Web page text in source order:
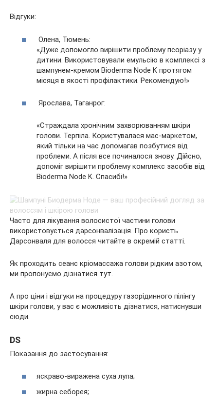
Відгуки:
Олена, Тюмень:
«Дуже допомогло вирішити проблему псоріазу у
дитини. Використовували емульсію в комплексі з
шампунем-кремом Bioderma Node K протягом
місяця в якості профілактики. Рекомендую!»
Ярослава, Таганрог:
«Страждала хронічним захворюванням шкіри
голови. Терпіла. Користувалася мас-маркетом,
який тільки на час допомагав позбутися від
проблеми. А після все починалося знову. Дійсно,
допоміг вирішити проблему комплекс засобів від
Bioderma Node K. Спасибі!»
Часто для лікування волосистої частини голови
використовується дарсонвалізація. Про користь
Дарсонваля для волосся читайте в окремій статті.
Як проходить сеанс кріомассажа голови рідким азотом,
ми пропонуємо дізнатися тут.
А про ціни і відгуки на процедуру газорідинного пілінгу
шкіри голови, у вас є можливість дізнатися, натиснувши
сюди.
DS
Показання до застосування:
яскраво-виражена суха лупа;
жирна себорея;